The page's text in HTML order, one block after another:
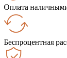
Оплата
Беспроцентная